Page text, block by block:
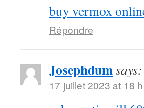
buy vermox
Répondre
Josephdumsays:
17 juillet 2023 at 18